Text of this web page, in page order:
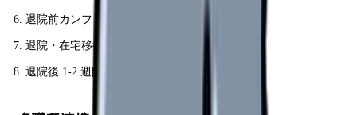
退院前カンファレンス(多職種+家族)
退院・在宅移行
退院後 1-2 週間のフォロー